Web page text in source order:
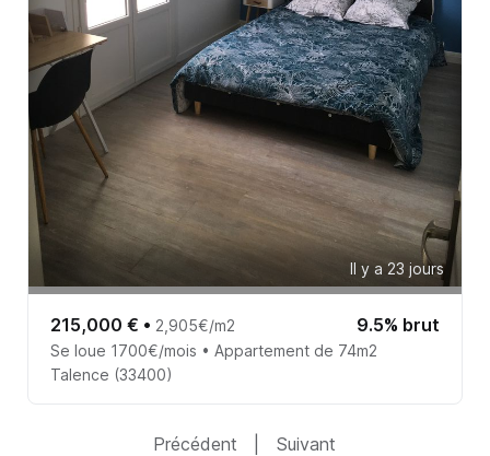
Il y a 23 jours
215,000 € • 2,905€/m2 9.5% brut
Se loue 1700€/mois • Appartement de 74m2
Talence (33400)
Précédent Suivant